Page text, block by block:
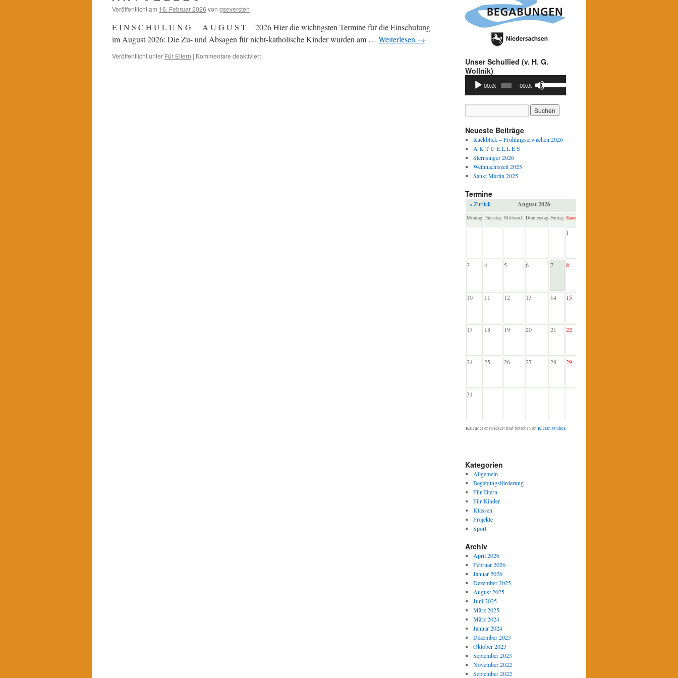
Veröffentlicht am 16. Februar 2026 von gseversten
E I N S C H U L U N G A U G U S T 2026 Hier die wichtigsten Termine für die Einschulung
im August 2026: Die Zu- und Absagen für nicht-katholische Kinder wurden am … Weiterlesen →
Veröffentlicht unter Für Eltern | Kommentare deaktiviertfür
Unser Schullied (v. H. G.
Wollnik)
Audio-
Player
00:00 00:00
Pfeiltasten
Hoch/Runter
benutzen,
um
die
regeln.
Neueste Beiträge
Rückblick – Frühlingserwachen 2026
A K T U E L L E S
Sternsinger 2026
Weihnachtszeit 2025
Sankt Martin 2025
Termine
« Zurück August 2026
Montag Dienstag Mittwoch Donnerstag Freitag Samstag
1
3 4 5 6 7 8
10 11 12 13 14 15
17 18 19 20 21 22
24 25 26 27 28 29
31
Kalender entwickelt und betreut von Kieran O'Shea
Kategorien
Allgemein
Begabungsförderung
Für Eltern
Für Kinder
Klassen
Projekte
Sport
Archiv
April 2026
Februar 2026
Januar 2026
Dezember 2025
August 2025
Juni 2025
März 2025
März 2024
Januar 2024
Dezember 2023
Oktober 2023
September 2023
November 2022
September 2022